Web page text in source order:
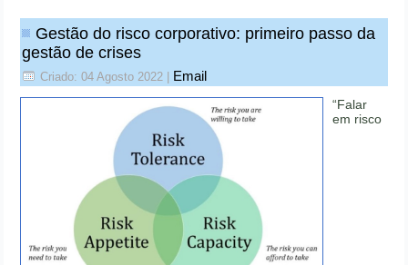
Gestão do risco corporativo: primeiro passo da
gestão de crises
Criado: 04 Agosto 2022 Email
“Falar
em risco